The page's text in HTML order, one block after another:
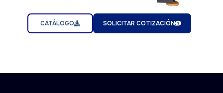
CATÁLOGO SOLICITAR COTIZACIÓN